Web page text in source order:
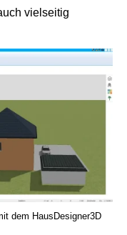
vielseitig
dem HausDesigner3D